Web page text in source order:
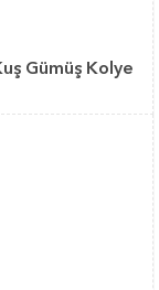
Gümüş Kolye